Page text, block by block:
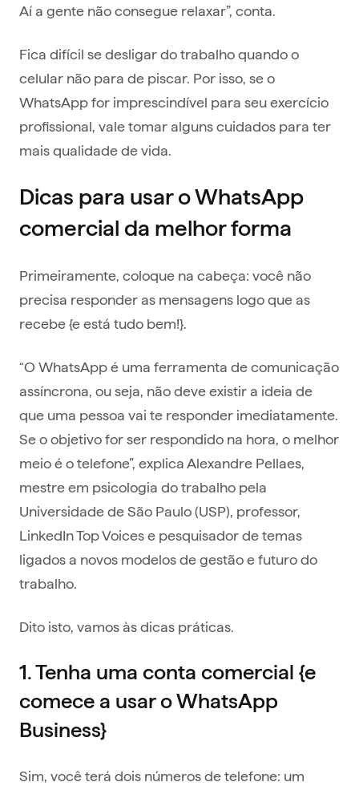
Aí a gente não consegue relaxar”, conta.
Fica difícil se desligar do trabalho quando o
celular não para de piscar. Por isso, se o
WhatsApp for imprescindível para seu exercício
profissional, vale tomar alguns cuidados para ter
mais qualidade de vida.
Dicas para usar o WhatsApp
comercial da melhor forma
Primeiramente, coloque na cabeça: você não
precisa responder as mensagens logo que as
recebe {e está tudo bem!}.
“O WhatsApp é uma ferramenta de comunicação
assíncrona, ou seja, não deve existir a ideia de
que uma pessoa vai te responder imediatamente.
Se o objetivo for ser respondido na hora, o melhor
meio é o telefone”, explica Alexandre Pellaes,
mestre em psicologia do trabalho pela
Universidade de São Paulo (USP), professor,
LinkedIn Top Voices e pesquisador de temas
ligados a novos modelos de gestão e futuro do
trabalho.
Dito isto, vamos às dicas práticas.
1. Tenha uma conta comercial {e
comece a usar o WhatsApp
Business}
Sim, você terá dois números de telefone: um